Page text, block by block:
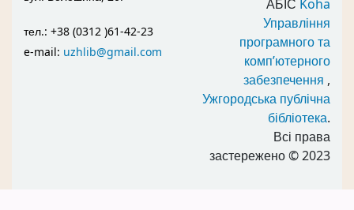
тел.: +38 (0312 )61-42-23
e-mail: uzhlib@gmail.com
АБІС Koha
Управління
програмного та
комп’ютерного
забезпечення ,
Ужгородська публічна
бібліотека.
Всі права
застережено© 2023